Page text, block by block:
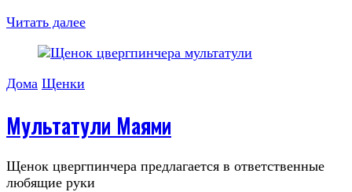
Читать далее
Дома Щенки
Мультатули Маями
Щенок цвергпинчера предлагается в ответственные
любящие руки